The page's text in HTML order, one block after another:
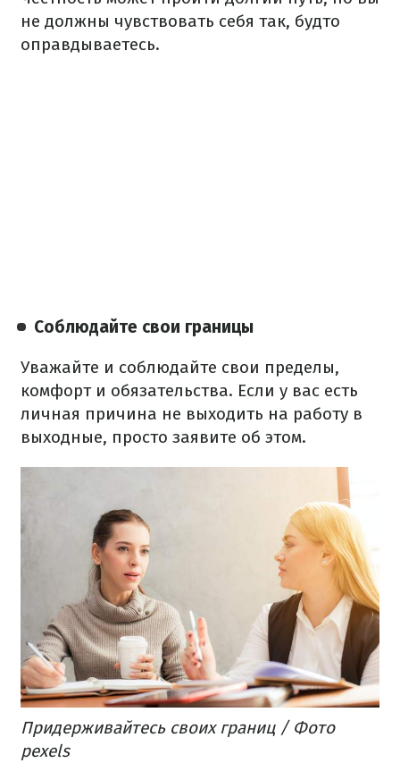
не должны чувствовать себя так, будто
оправдываетесь.
Соблюдайте свои границы
Уважайте и соблюдайте свои пределы,
комфорт и обязательства. Если у вас есть
личная причина не выходить на работу в
выходные, просто заявите об этом.
Придерживайтесь своих границ / Фото
pexels